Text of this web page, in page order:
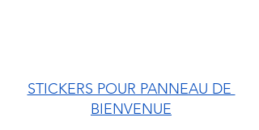
STICKERS POUR PANNEAU DE
BIENVENUE